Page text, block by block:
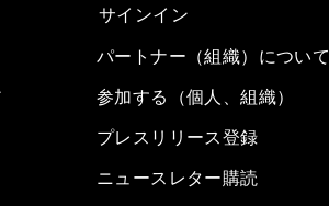
サインイン
パートナー（組織）につい
参加する（個人、組織）
プレスリリース登録
ニュースレター購読